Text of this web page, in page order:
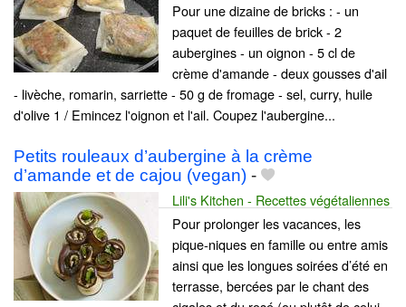
Pour une dizaine de bricks : - un
paquet de feuilles de brick - 2
aubergines - un oignon - 5 cl de
crème d'amande - deux gousses d'ail
- livèche, romarin, sarriette - 50 g de fromage - sel, curry, huile
d'olive 1 / Emincez l'oignon et l'ail. Coupez l'aubergine...
Petits rouleaux d’aubergine à la crème
d’amande et de cajou (vegan) -
Lili's Kitchen - Recettes végétaliennes
Pour prolonger les vacances, les
pique-niques en famille ou entre amis
ainsi que les longues soirées d’été en
terrasse, bercées par le chant des